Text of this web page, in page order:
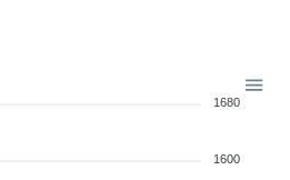
1680
1600